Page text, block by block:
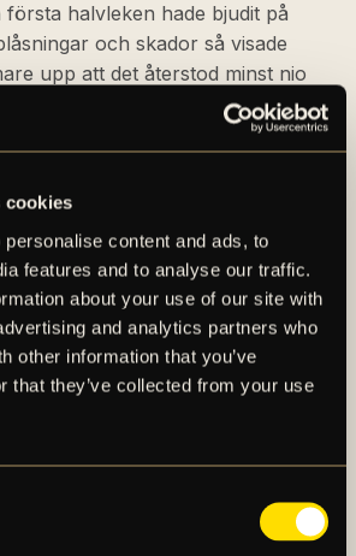
cookies
content and ads, to
features and to analyse our traffic.
about your use of our site with
and analytics partners who
other information that you’ve
that they’ve collected from your use
halvleken hade bjudit på
och skador så visade
upp att det återstod minst nio
när matchklockan hade tickat över
AIK, som ägde stora delar av
den första akten – men förutom
lyckas skapa några fler farliga
var därmed fördel till
gick till halvtidsvila.
hann vara i gång i några
blåstes av tillfälligt på grund av att
la sig över plastmattan,
få det första riktigt farliga